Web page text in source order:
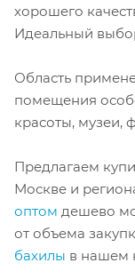
хорошего
Идеальный
Область
помещения
красоты, музеи,
Предлагаем
Москве и
оптом дешево
от объема
бахилы в нашем